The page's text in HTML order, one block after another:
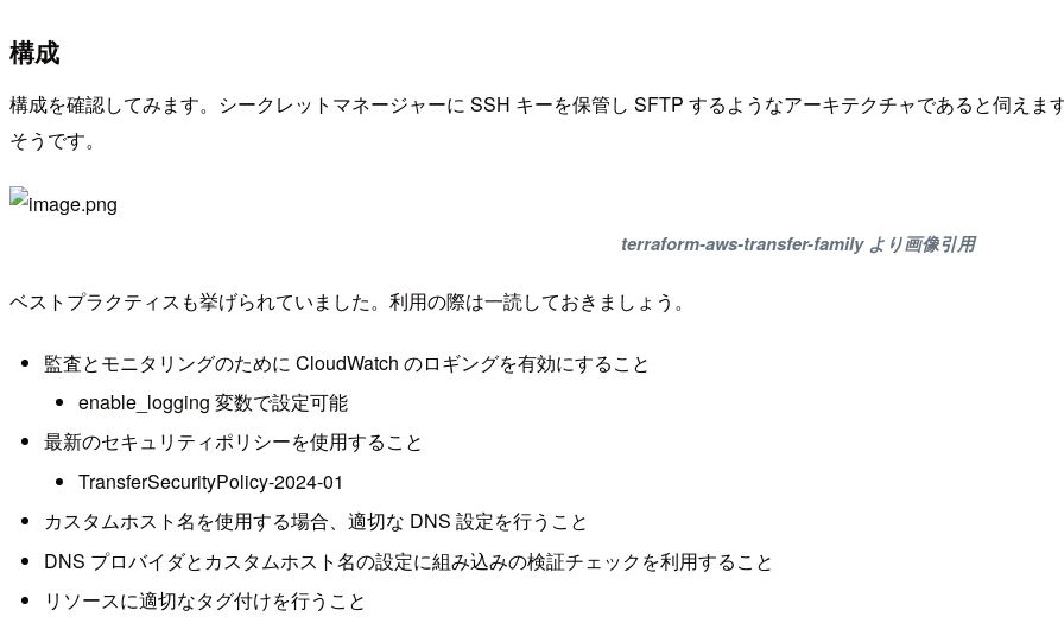
構成
構成を確認してみます。シークレットマネージャーに SSH キーを保管し SFTP するようなアーキテクチャであると伺え
そうです。
terraform-aws-transfer-family より画像引用
ベストプラクティスも挙げられていました。利用の際は一読しておきましょう。
監査とモニタリングのために CloudWatch のロギングを有効にすること
enable_logging 変数で設定可能
最新のセキュリティポリシーを使用すること
TransferSecurityPolicy-2024-01
カスタムホスト名を使用する場合、適切な DNS 設定を行うこと
DNS プロバイダとカスタムホスト名の設定に組み込みの検証チェックを利用すること
リソースに適切なタグ付けを行うこと